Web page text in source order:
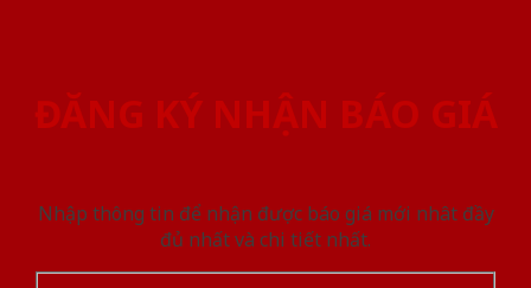
ĐĂNG KÝ NHẬN BÁO GIÁ
Nhập thông tin để nhận được báo giá mới nhât đầy
đủ nhất và chi tiết nhất.